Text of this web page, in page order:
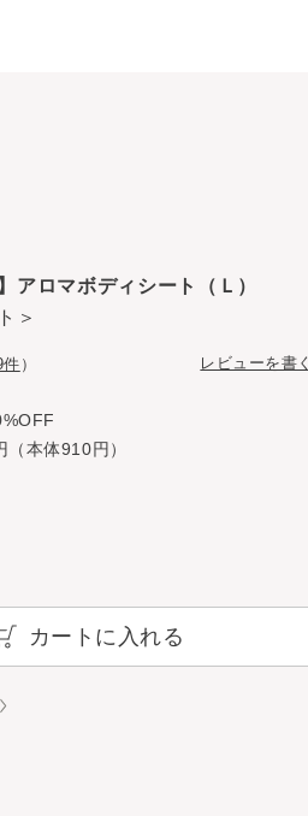
アロマボディシート（Ｌ）
＞
件 ） レビューを書く
本体910円）
カートに入れる